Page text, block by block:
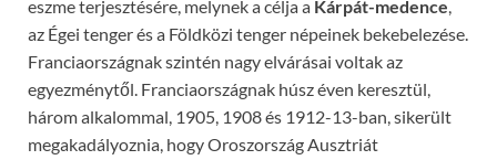
eszme terjesztésére, melynek a célja a Kárpát-medence,
az Égei tenger és a Földközi tenger népeinek bekebelezése.
Franciaországnak szintén nagy elvárásai voltak az
egyezménytől. Franciaországnak húsz éven keresztül,
három alkalommal, 1905, 1908 és 1912-13-ban, sikerült
megakadályoznia, hogy Oroszország Ausztriát